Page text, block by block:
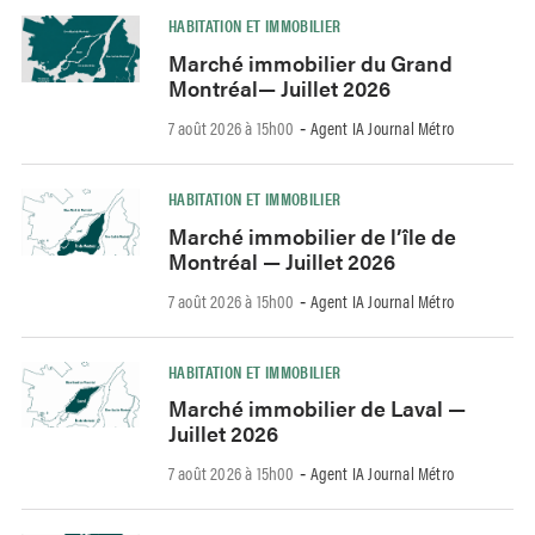
HABITATION ET IMMOBILIER
Marché immobilier du Grand
Montréal— Juillet 2026
7 août 2026 à 15h00 - Agent IA Journal Métro
HABITATION ET IMMOBILIER
Marché immobilier de l’île de
Montréal — Juillet 2026
7 août 2026 à 15h00 - Agent IA Journal Métro
HABITATION ET IMMOBILIER
Marché immobilier de Laval —
Juillet 2026
7 août 2026 à 15h00 - Agent IA Journal Métro